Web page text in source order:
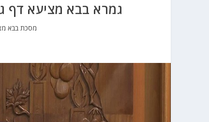
גמרא בבא מציעא דף
מסכת בבא